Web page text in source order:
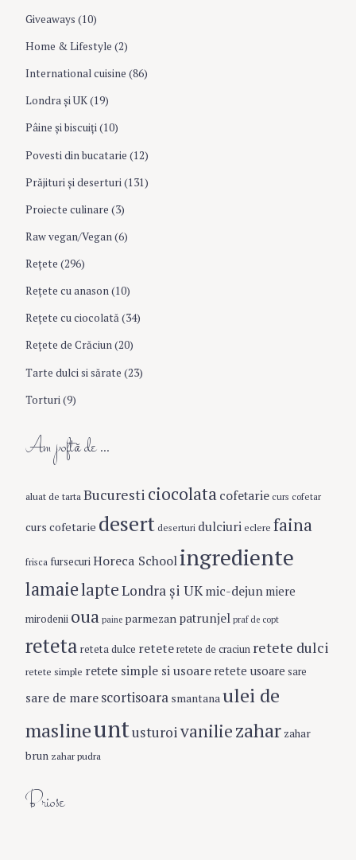
Giveaways (10)
Home & Lifestyle (2)
International cuisine (86)
Londra şi UK(19)
Pâine şi biscuiţi(10)
Povesti din bucatarie (12)
Prăjituri şi deserturi(131)
Proiecte culinare (3)
Raw vegan/Vegan(6)
Rețete (296)
Reţete cu anason(10)
Reţete cu ciocolată(34)
Reţete de Crăciun(20)
Tarte dulci si sărate (23)
Torturi(9)
Am poftă de …
aluat de tarta Bucuresti ciocolata cofetarie curs cofetar
curs cofetarie desert deserturi dulciuri eclere faina
frisca fursecuriHoreca Schoolingrediente
lamaielapteLondra şi UKmic-dejun miere
mirodenii oua paine parmezan patrunjel praf de copt
reteta reteta dulce reteteretete de craciun retete dulci
retete simple retete simple si usoare retete usoare sare
sare de mare scortisoara smantanaulei de
maslineuntusturoivaniliezahar zahar
brun zahar pudra
Briose